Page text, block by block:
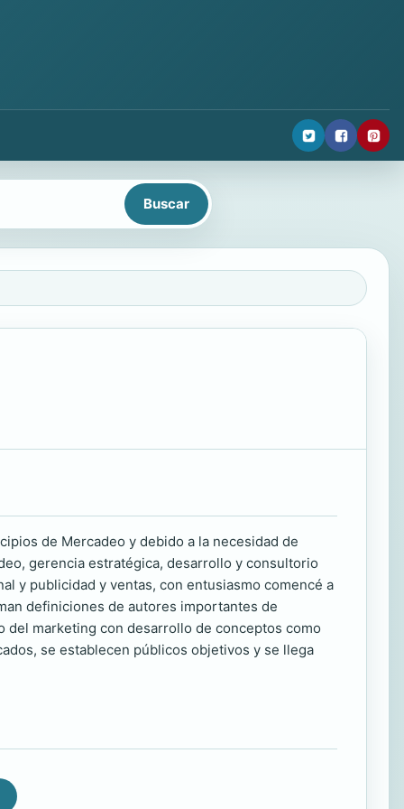
de Mercadeo y debido a la necesidad de
gerencia estratégica, desarrollo y consultorio
y publicidad y ventas, con entusiasmo comencé a
definiciones de autores importantes de
marketing con desarrollo de conceptos como
se establecen públicos objetivos y se llega